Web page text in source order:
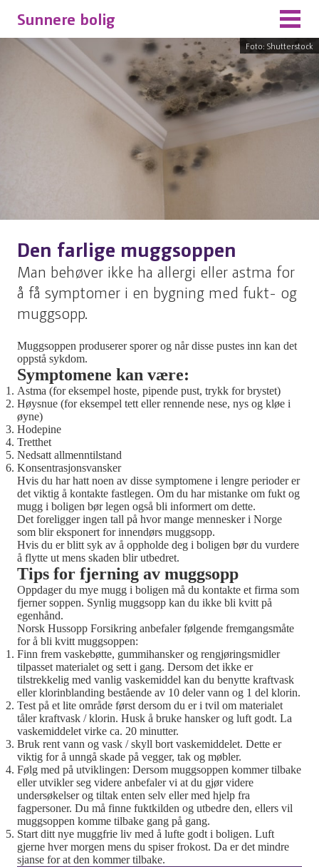
Sunnere bolig
Foto: Shutterstock
Den farlige muggsoppen
Man behøver ikke ha allergi eller astma for
å få symptomer i en bygning med fukt- og
muggsopp.
Muggsoppen produserer sporer og når disse pustes inn kan det
oppstå sykdom.
Symptomene kan være:
Astma (for eksempel hoste, pipende pust, trykk for brystet)
Høysnue (for eksempel tett eller rennende nese, nys og kløe i
øyne)
Hodepine
Tretthet
Nedsatt allmenntilstand
Konsentrasjonsvansker
Hvis du har hatt noen av disse symptomene i lengre perioder er
det viktig å kontakte fastlegen. Om du har mistanke om fukt og
mugg i boligen bør legen også bli informert om dette.
Det foreligger ingen tall på hvor mange mennesker i Norge
som blir eksponert for innendørs muggsopp.
Hvis du er blitt syk av å oppholde deg i boligen bør du vurdere
å flytte ut mens skaden blir utbedret.
Tips for fjerning av muggsopp
Oppdager du mye mugg i boligen må du kontakte et firma som
fjerner soppen. Synlig muggsopp kan du ikke bli kvitt på
egenhånd.
Norsk Hussopp Forsikring anbefaler følgende fremgangsmåte
for å bli kvitt muggsoppen:
Finn frem vaskebøtte, gummihansker og rengjøringsmidler
tilpasset materialet og sett i gang. Dersom det ikke er
tilstrekkelig med vanlig vaskemiddel kan du benytte kraftvask
eller klorinblanding bestående av 10 deler vann og 1 del klorin.
Test på et lite område først dersom du er i tvil om materialet
tåler kraftvask / klorin. Husk å bruke hansker og luft godt. La
vaskemiddelet virke ca. 20 minutter.
Bruk rent vann og vask / skyll bort vaskemiddelet. Dette er
viktig for å unngå skade på vegger, tak og møbler.
Følg med på utviklingen: Dersom muggsoppen kommer tilbake
eller utvikler seg videre anbefaler vi at du gjør videre
undersøkelser og tiltak enten selv eller med hjelp fra
fagpersoner. Du må finne fuktkilden og utbedre den, ellers vil
muggsoppen komme tilbake gang på gang.
Start ditt nye muggfrie liv med å lufte godt i boligen. Luft
gjerne hver morgen mens du spiser frokost. Da er det mindre
sjanse for at den kommer tilbake.